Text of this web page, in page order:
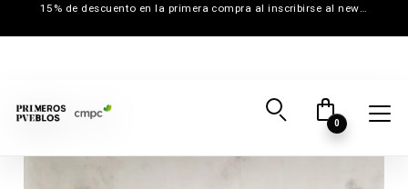
15% de descuento en la primera compra al inscribirse al newsletter
0